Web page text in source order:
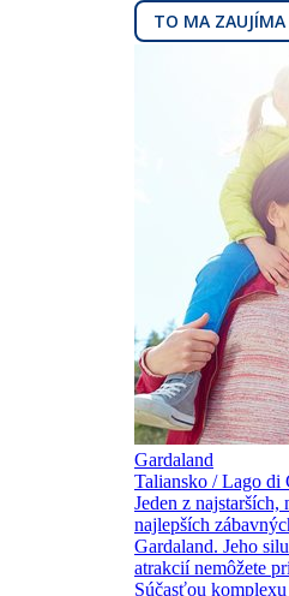
TO MA ZAUJÍMA
Gardaland
Taliansko / Lago di
Jeden z
najlepších
Gardaland. Jeho
atrakcií nemôžete
Súčasťou